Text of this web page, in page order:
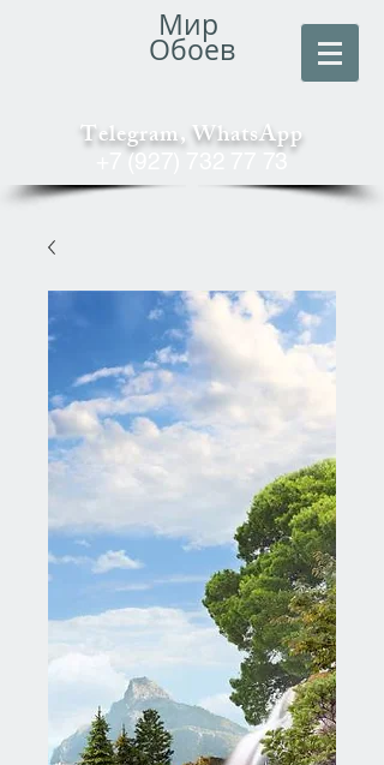
Мир
Обоев
Telegram, WhatsApp
+7 (927) 732 77 73